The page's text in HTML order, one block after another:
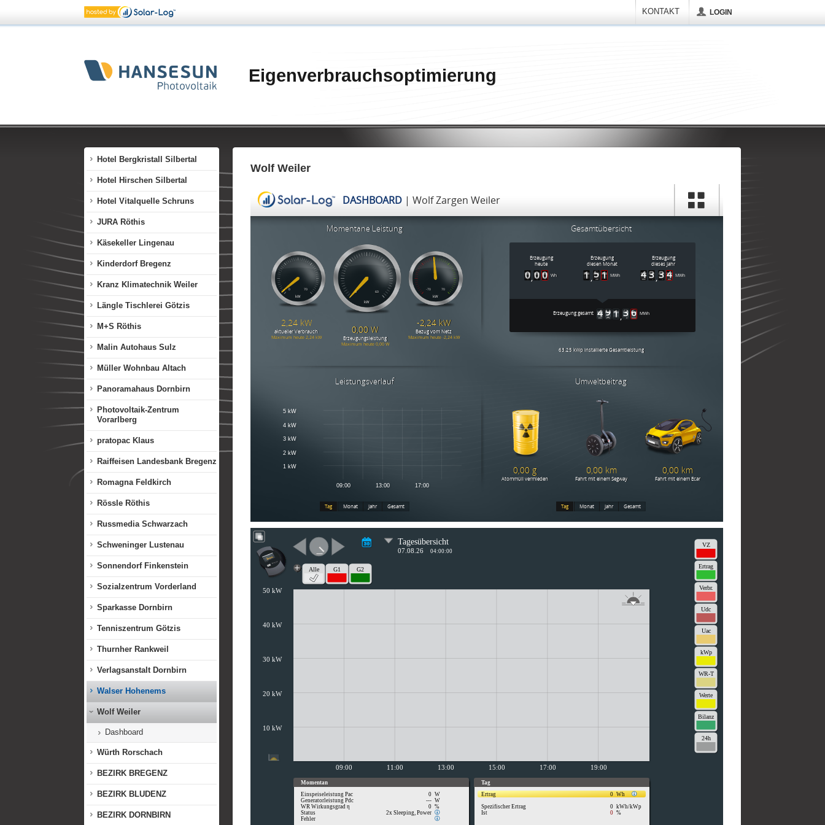
KONTAKT LOGIN
Eigenverbrauchsoptimierung
Fliesenpool Nenzing
Gemeinde Zwischenwasser
Hotel Bergkristall Silbertal
Hotel Hirschen Silbertal
Hotel Vitalquelle Schruns
JURA Röthis
Käsekeller Lingenau
Kinderdorf Bregenz
Kranz Klimatechnik Weiler
Längle Tischlerei Götzis
M+S Röthis
Malin Autohaus Sulz
Müller Wohnbau Altach
Panoramahaus Dornbirn
Photovoltaik-Zentrum
Vorarlberg
pratopac Klaus
Raiffeisen Landesbank Bregenz
Romagna Feldkirch
Rössle Röthis
Russmedia Schwarzach
Schweninger Lustenau
Sonnendorf Finkenstein
Sozialzentrum Vorderland
Sparkasse Dornbirn
Tenniszentrum Götzis
Thurnher Rankweil
Verlagsanstalt Dornbirn
Walser Hohenems
Wolf Weiler
Dashboard
Würth Rorschach
BEZIRK BREGENZ
BEZIRK BLUDENZ
BEZIRK DORNBIRN
Wolf Weiler